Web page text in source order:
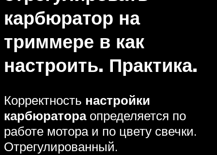
карбюратор на
триммере в как
настроить. Практика.
Корректность настройки
карбюратораопределяется по
работе мотора и по цвету свечки.
Отрегулированный.